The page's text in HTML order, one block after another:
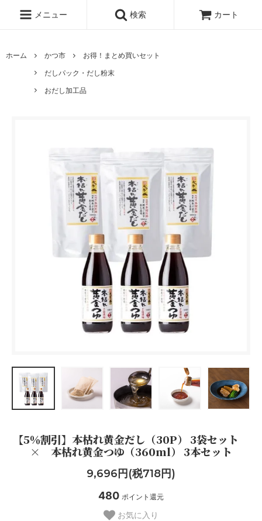
メニュー 検索 カート
ホーム かつ市
お得！まとめ買いセット
だしパック・だし粉末
おだし加工品
【5％割引】本枯れ黄金だし（30P） 3袋セット
× 本枯れ黄金つゆ（360ml） 3本セット
9,696円(税718円)
480 ポイント還元
お気に入り